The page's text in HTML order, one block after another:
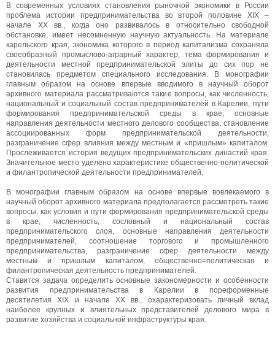
В современных условиях становления рыночной экономики в России
проблема истории предпринимательства во второй половине XIX –
начале XX вв., когда оно развивалось в относительно свободной
обстановке, имеет несомненную научную актуальность. На материале
карельского края, экономика которого в период капитализма сохраняла
своеобразный промыслово-аграрный характер, тема формирования и
деятельности местной предпринимательской элиты до сих пор не
становилась предметом специального исследования. В монографии
главным образом на основе впервые вводимого в научный оборот
архивного материала рассматриваются такие вопросы, как численность,
национальный и социальный состав предпринимателей в Карелии, пути
формирования предпринимательской среды в крае, основные
направления деятельности местного делового сообщества, становление
ассоциированных форм предпринимательской деятельности,
разграничение сфер влияния между местным и «пришлым» капиталом.
Прослеживается история ведущих предпринимательских династий края.
Значительное место уделено характеристике общественно-политической
и филантропической деятельности предпринимателей.
В монографии главным образом на основе впервые вовлекаемого в
научный оборот архивного материала предполагается рассмотреть такие
вопросы, как условия и пути формирования предпринимательской среды
в крае, численность, сословный и национальный состав
предпринимательского слоя, основные направления деятельности
предпринимателей, соотношение торгового и промышленного
предпринимательства, разграничение сфер деятельности между
местным и пришлым капиталом, общественно=политическая и
филантропическая деятельность предпринимателей.
Ставится задача определить основные закономерности и особенности
развития предпринимательства в Карелии в пореформенные
десятилетия XIX и начале XX вв., охарактеризовать личный вклад
наиболее крупных и влиятельных представителей делового мира в
развитие хозяйства и социальной инфраструктуры края.